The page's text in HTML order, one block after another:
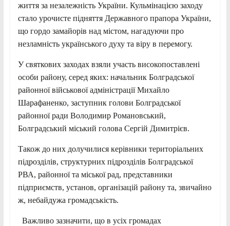
життя за незалежність України. Кульмінацією заходу
стало урочисте підняття Державного прапора України,
що гордо замайорів над містом, нагадуючи про
незламність українського духу та віру в перемогу.
У святкових заходах взяли участь високопоставлені
особи району, серед яких: начальник Болградської
районної військової адміністрації Михайло
Шарафаненко, заступник голови Болградської
районної ради Володимир Романовський,
Болградський міський голова Сергій Димитрієв.
Також до них долучилися керівники територіальних
підрозділів, структурних підрозділів Болградської
РВА, районної та міської рад, представники
підприємств, установ, організацій району та, звичайно
ж, небайдужа громадськість.
Важливо зазначити, що в усіх громадах